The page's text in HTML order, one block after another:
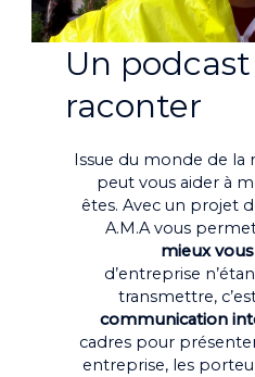
Un
raconter
Issue du monde de la
peut vous aider à
êtes. Avec un projet
A.M.A vous
mieux
d’entreprise
transmettre,
communication
cadres pour
entreprise, les